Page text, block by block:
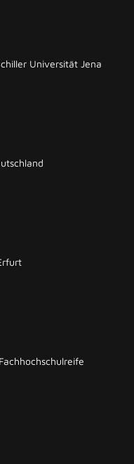
Universität Jena